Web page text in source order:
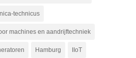
technicus
machines en aandrijftechniek
Hamburg IIoT